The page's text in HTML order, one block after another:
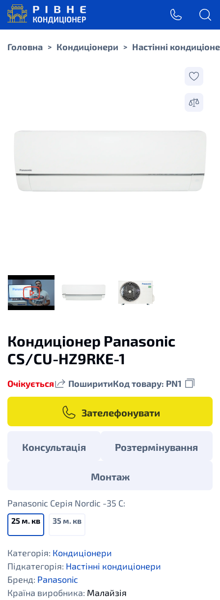
Головна > Кондиціонери > Настінні
Кондиціонер Panasonic
CS/CU-HZ9RKE-1
Очікується ПоширитиКод товару: PN1
Зателефонувати
Консультація Розтермінування
Монтаж
Panasonic Серія Nordic -35 C:
25 м. кв 35 м. кв
Категорія: Кондиціонери
Підкатегорія: Настінні кондиціонери
Бренд: Panasonic
Країна виробника: Малайзія